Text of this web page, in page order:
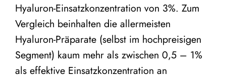
Hyaluron-Einsatzkonzentration von 3%. Zum
Vergleich beinhalten die allermeisten
Hyaluron-Präparate (selbst im hochpreisigen
Segment) kaum mehr als zwischen 0,5 – 1%
als effektive Einsatzkonzentration an